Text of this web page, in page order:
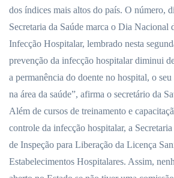
dos índices mais altos do país. O número,
Secretaria da Saúde marca o Dia Nacional
Infecção Hospitalar, lembrado nesta
prevenção da infecção hospitalar diminui
a permanência do doente no hospital, o
na área da saúde”, afirma o secretário da
Além de cursos de treinamento e
controle da infecção hospitalar, a
de Inspeção para Liberação da Licença
Estabelecimentos Hospitalares. Assim,